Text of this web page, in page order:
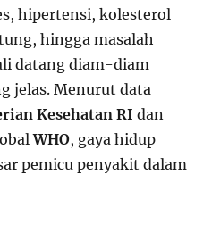
hipertensi, kolesterol
hingga masalah
datang diam-diam
jelas. Menurut data
Kesehatan RI dan
WHO, gaya hidup
pemicu penyakit dalam